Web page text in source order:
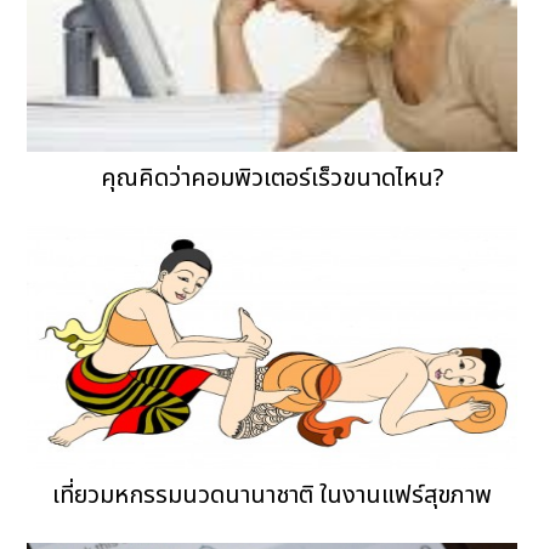
คุณคิดว่าคอมพิวเตอร์เร็วขนาดไหน?
เที่ยวมหกรรมนวดนานาชาติ ในงานแฟร์สุขภาพ